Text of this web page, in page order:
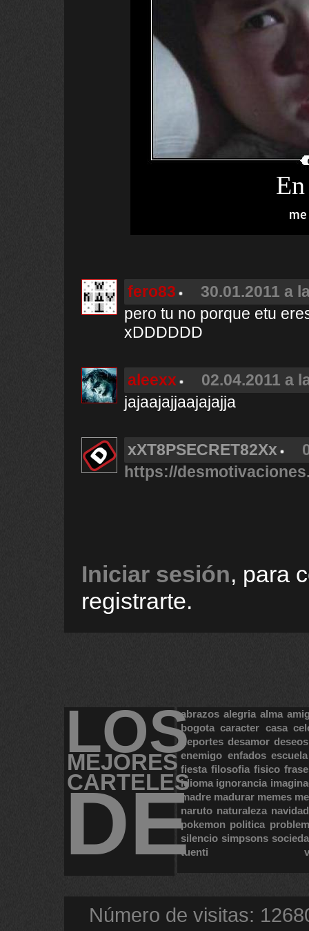
fero83
30.01.2011 a
pero tu no porque etu
xDDDDDD
aleexx
02.04.2011 a
jajaajajjaajajajja
xXT8PSECRET82Xx
https://
Iniciar sesión, para
registrarte.
LOS
MEJORES
CARTELES
DE
abrazos alegria alma
bogota caracter casa
deportes desamor deseos
enemigo enfados escuela
fiesta filosofia fisico
idioma ignorancia
madre madurar memes
naruto naturaleza navidad
pokemon politica
silencio simpsons
tuenti
Número de visitas: